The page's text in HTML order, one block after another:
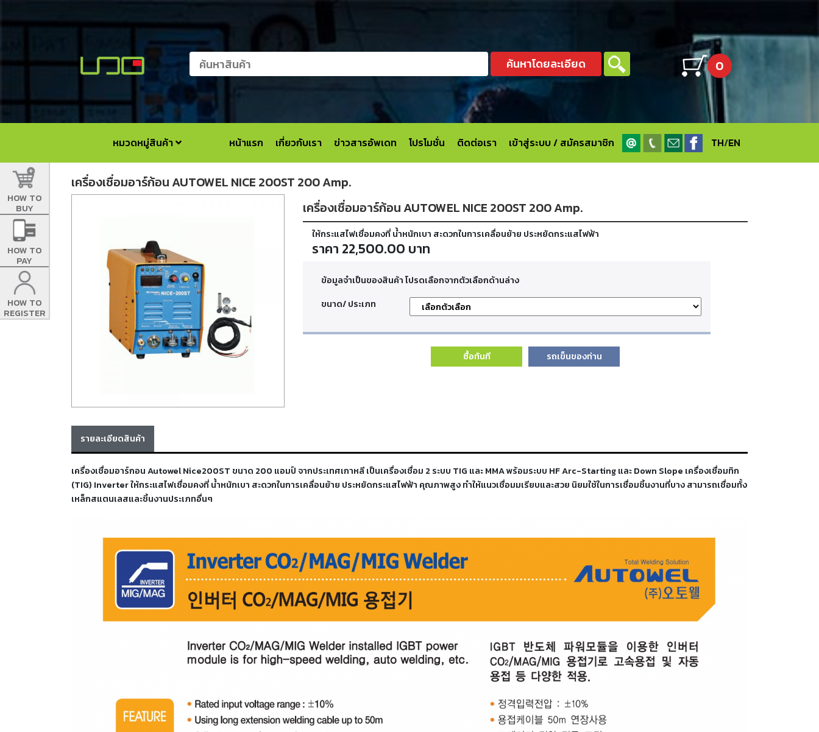
ค้นหาโดยละเอียด 0
หมวดหมู่สินค้า หน้าแรก เกี่ยวกับเรา ข่าวสารอัพเดท โปรโมชั่น ติดต่อเรา เข้าสู่ระบบ / สมัครสมาชิก TH/EN
HOW TO
BUY
HOW TO
PAY
HOW TO
REGISTER
เครื่องเชื่อมอาร์ก้อน AUTOWEL NICE 200ST 200 Amp.
เครื่องเชื่อมอาร์ก้อน AUTOWEL NICE 200ST 200 Amp.
ให้กระแสไฟเชื่อมคงที่ น้ำหนักเบา สะดวกในการเคลื่อนย้าย ประหยัดกระแสไฟฟ้า
ราคา 22,500.00 บาท
ข้อมูลจำเป็นของสินค้า โปรดเลือกจากตัวเลือกด้านล่าง
ขนาด/ ประเภท
ซื้อทันที รถเข็นของท่าน
รายละเอียดสินค้า
เครื่องเชื่อมอาร์กอน Autowel Nice200ST ขนาด 200 แอมป์ จากประเทศเกาหลี เป็นเครื่องเชื่อม 2 ระบบ TIG และ MMA พร้อมระบบ HF Arc-Starting และ Down Slope เครื่องเชื่อมทิก
(TIG) Inverter ให้กระแสไฟเชื่อมคงที่ น้ำหนักเบา สะดวกในการเคลื่อนย้าย ประหยัดกระแสไฟฟ้า คุณภาพสูง ทำให้แนวเชื่อมมเรียบและสวย นิยมใช้ในการเชื่อมชิ้นงานที่บาง สามารถเชื่อมทั้ง
เหล็กสแตนเลสและชิ้นงานประเภทอื่นๆ